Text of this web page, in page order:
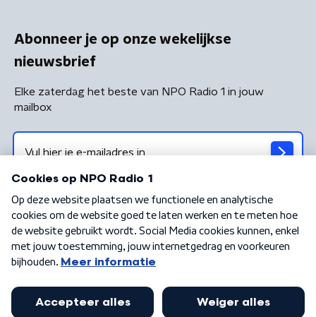
Abonneer je op onze wekelijkse
nieuwsbrief
Elke zaterdag het beste van NPO Radio 1 in jouw
mailbox
Algemene voorwaarden